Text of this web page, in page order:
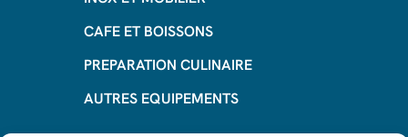
CAFE ET BOISSONS
PREPARATION CULINAIRE
AUTRES EQUIPEMENTS